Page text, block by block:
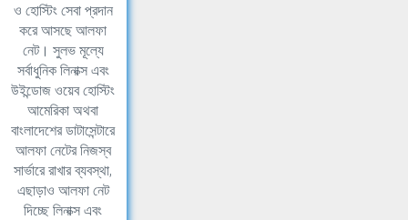
ও হোস্টিং সেবা প্রদান
করে আসছে আলফা
নেট। সুলভ মূল্যে
সর্বাধুনিক লিনাক্স এবং
উইন্ডোজ ওয়েব হোস্টিং
আমেরিকা অথবা
বাংলাদেশের ডাটাসেন্টারে
আলফা নেটের নিজস্ব
সার্ভারে রাখার ব্যবস্থা,
এছাড়াও আলফা নেট
দিচ্ছে লিনাক্স এবং